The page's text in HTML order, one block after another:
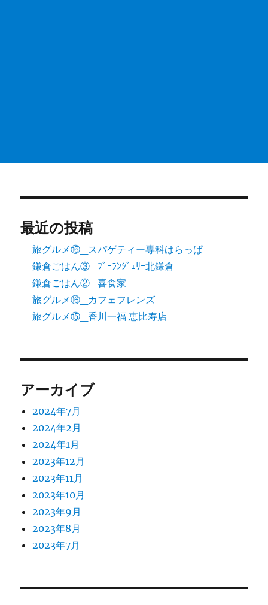
最近の投稿
旅グルメ⑯_スパゲティー専科はらっぱ
鎌倉ごはん③_ﾌﾞｰﾗﾝｼﾞｪﾘｰ北鎌倉
鎌倉ごはん②_喜食家
旅グルメ⑯_カフェフレンズ
旅グルメ⑮_香川一福 恵比寿店
アーカイブ
2024年7月
2024年2月
2024年1月
2023年12月
2023年11月
2023年10月
2023年9月
2023年8月
2023年7月